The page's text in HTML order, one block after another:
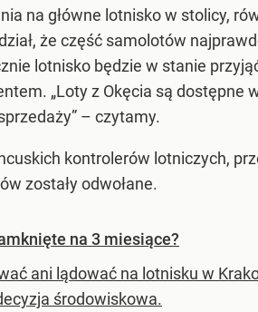
na główne lotnisko w stolicy,
że część samolotów
lotnisko będzie w stanie
„Loty z Okęcia są dostępne
– czytamy.
kontrolerów lotniczych,
zostały odwołane.
na 3 miesiące?
ani lądować na lotnisku w
środowiskowa.